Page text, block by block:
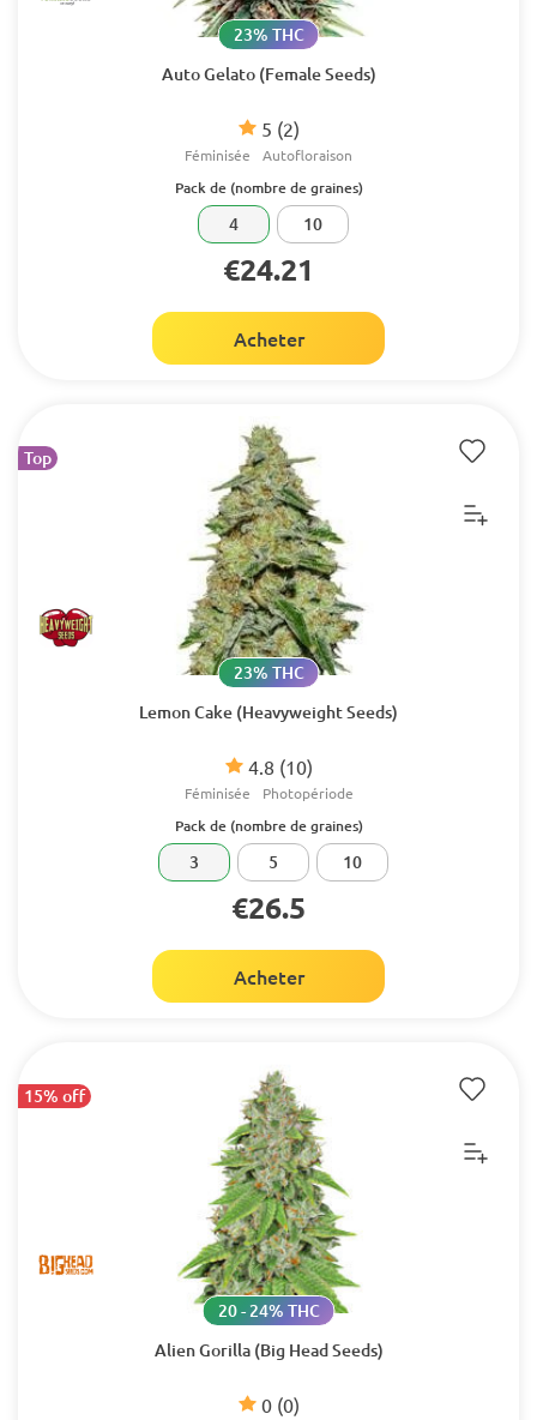
Auto Gelato (Female Seeds)
5 (2)
23% THC
Féminisée Autofloraison
Pack de (nombre de graines)
4 10
€24.21
Acheter
Top
Lemon Cake (Heavyweight Seeds)
4.8 (10)
23% THC
Féminisée Photopériode
Pack de (nombre de graines)
3 5 10
€26.5
Acheter
15% off
Alien Gorilla (Big Head Seeds)
0 (0)
20 - 24% THC